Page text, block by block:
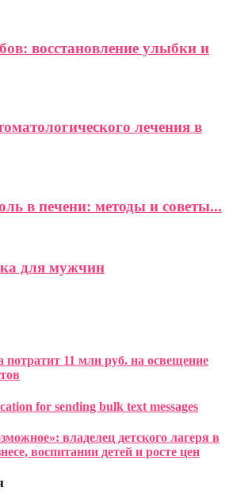
восстановление улыбки и
лечения в
в печени: методы и советы...
для мужчин
потратит 11 млн руб. на освещение
for sending bulk text messages
владелец детского лагеря в
воспитании детей и росте цен